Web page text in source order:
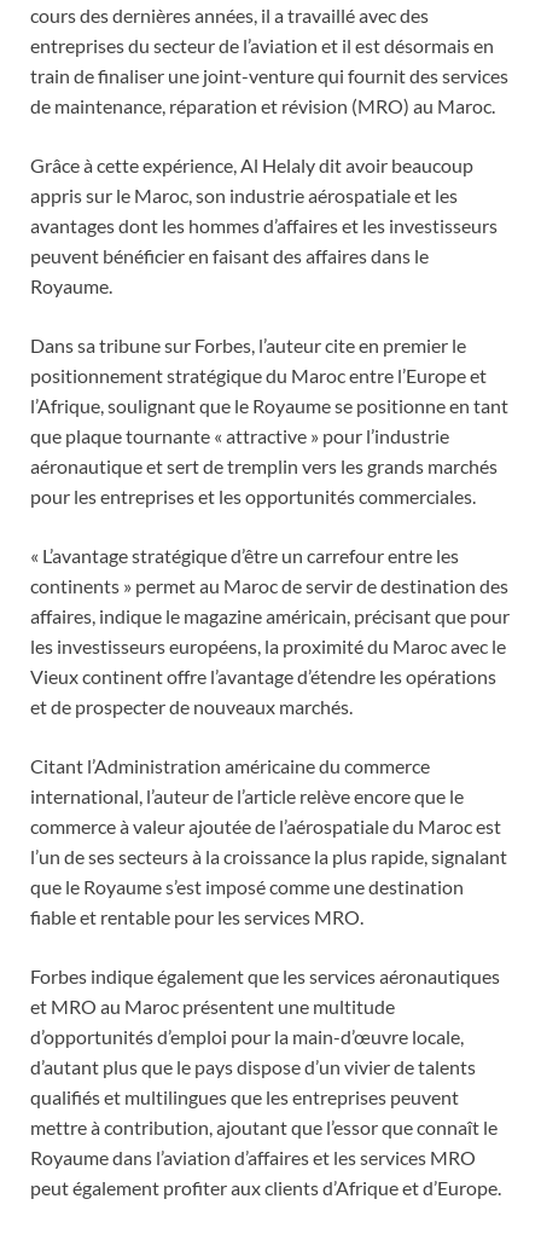
cours des dernières années, il a travaillé avec des
entreprises du secteur de l’aviation et il est désormais en
train de finaliser une joint-venture qui fournit des services
de maintenance, réparation et révision (MRO) au Maroc.
Grâce à cette expérience, Al Helaly dit avoir beaucoup
appris sur le Maroc, son industrie aérospatiale et les
avantages dont les hommes d’affaires et les investisseurs
peuvent bénéficier en faisant des affaires dans le
Royaume.
Dans sa tribune sur Forbes, l’auteur cite en premier le
positionnement stratégique du Maroc entre l’Europe et
l’Afrique, soulignant que le Royaume se positionne en tant
que plaque tournante « attractive » pour l’industrie
aéronautique et sert de tremplin vers les grands marchés
pour les entreprises et les opportunités commerciales.
« L’avantage stratégique d’être un carrefour entre les
continents » permet au Maroc de servir de destination des
affaires, indique le magazine américain, précisant que pour
les investisseurs européens, la proximité du Maroc avec le
Vieux continent offre l’avantage d’étendre les opérations
et de prospecter de nouveaux marchés.
Citant l’Administration américaine du commerce
international, l’auteur de l’article relève encore que le
commerce à valeur ajoutée de l’aérospatiale du Maroc est
l’un de ses secteurs à la croissance la plus rapide, signalant
que le Royaume s’est imposé comme une destination
fiable et rentable pour les services MRO.
Forbes indique également que les services aéronautiques
et MRO au Maroc présentent une multitude
d’opportunités d’emploi pour la main-d’œuvre locale,
d’autant plus que le pays dispose d’un vivier de talents
qualifiés et multilingues que les entreprises peuvent
mettre à contribution, ajoutant que l’essor que connaît le
Royaume dans l’aviation d’affaires et les services MRO
peut également profiter aux clients d’Afrique et d’Europe.